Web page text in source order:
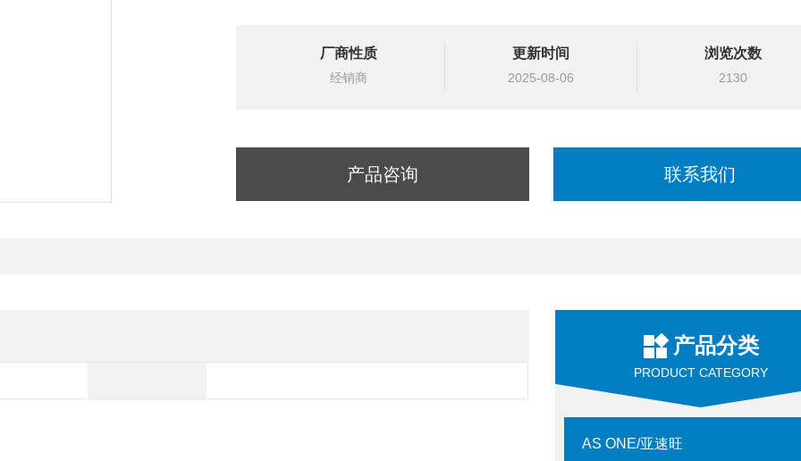
厂商性质
经销商
更新时间
2025-08-06
浏览次数
2130
产品咨询 联系我们
产品分类
PRODUCT CATEGORY
AS ONE/亚速旺